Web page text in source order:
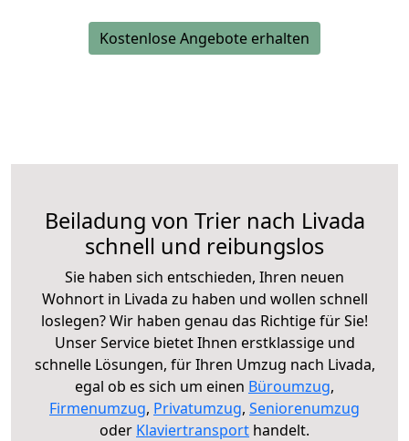
Kostenlose Angebote erhalten
Beiladung von Trier nach Livada
schnell und reibungslos
Sie haben sich entschieden, Ihren neuen
Wohnort in Livada zu haben und wollen schnell
loslegen? Wir haben genau das Richtige für Sie!
Unser Service bietet Ihnen erstklassige und
schnelle Lösungen, für Ihren Umzug nach Livada,
egal ob es sich um einen Büroumzug,
Firmenumzug, Privatumzug, Seniorenumzug
oder Klaviertransport handelt.